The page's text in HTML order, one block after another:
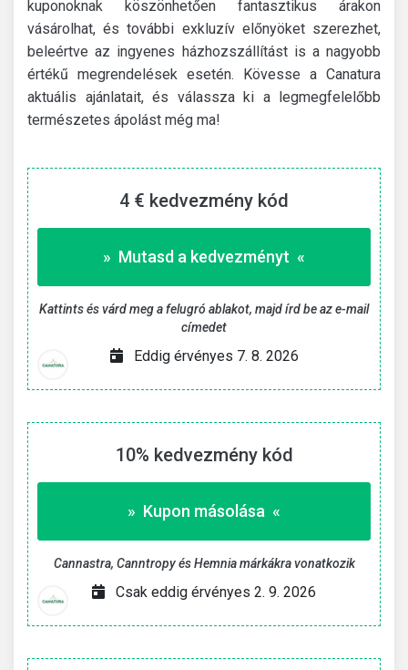
kuponoknak köszönhetően fantasztikus árakon
vásárolhat, és további exkluzív előnyöket szerezhet,
beleértve az ingyenes házhozszállítást is a nagyobb
értékű megrendelések esetén. Kövesse a Canatura
aktuális ajánlatait, és válassza ki a legmegfelelőbb
természetes ápolást még ma!
4 € kedvezmény kód
» Mutasd a kedvezményt «
Kattints és várd meg a felugró ablakot, majd írd be az e-mail
címedet
Eddig érvényes 7. 8. 2026
10% kedvezmény kód
» Kupon másolása «
Cannastra, Canntropy és Hemnia márkákra vonatkozik
Csak eddig érvényes 2. 9. 2026